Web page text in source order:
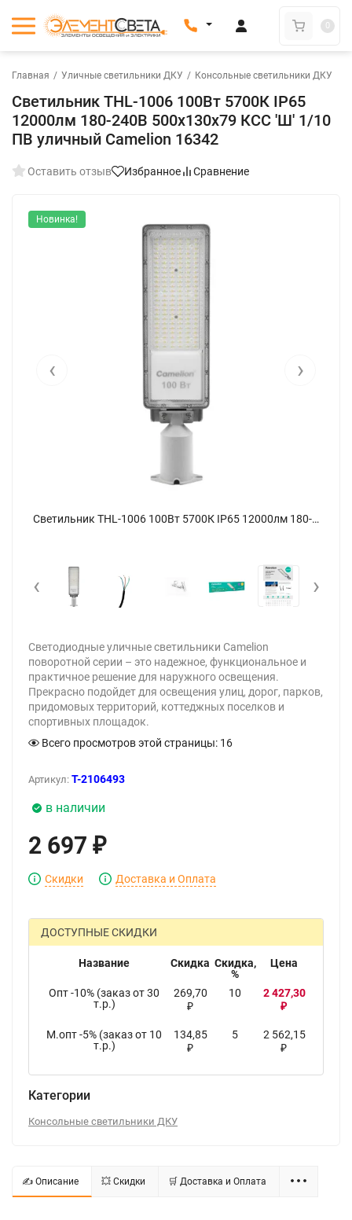
0
Главная / Уличные светильники ДКУ / Консольные светильники ДКУ
Светильник THL-1006 100Вт 5700К IP65
12000лм 180-240В 500х130х79 КСС 'Ш' 1/10
ПВ уличный Camelion 16342
Оставить отзыв Избранное Сравнение
Новинка!
Светильник THL-1006 100Вт 5700К IP65 12000лм 180-240В 500х130х79 КСС 'Ш' 1/10 ПВ уличный Camelion 16342 - фото
‹ ›
‹ ›
Светодиодные уличные светильники Camelion
поворотной серии – это надежное, функциональное и
практичное решение для наружного освещения.
Прекрасно подойдет для освещения улиц, дорог, парков,
придомовых территорий, коттеджных поселков и
спортивных площадок.
Всего просмотров этой страницы: 16
Артикул: T-2106493
в наличии
2 697 ₽
Скидки Доставка и Оплата
ДОСТУПНЫЕ СКИДКИ
Название Скидка Скидка,
%
Цена
Опт -10% (заказ от 30
т.р.)
269,70
₽
10 2 427,30
₽
М.опт -5% (заказ от 10
т.р.)
134,85
₽
5 2 562,15
₽
Категории
Консольные светильники ДКУ
✍ Описание 💥 Скидки 🛒 Доставка и Оплата